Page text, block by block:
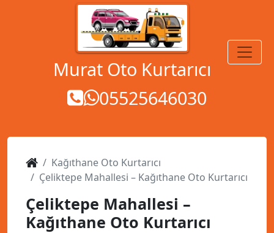
Murat Oto Kurtarıcı
05525646030
MENÜ
Kağıthane Oto Kurtarıcı
Çeliktepe Mahallesi – Kağıthane Oto Kurtarıcı
Çeliktepe Mahallesi –
Kağıthane Oto Kurtarıcı